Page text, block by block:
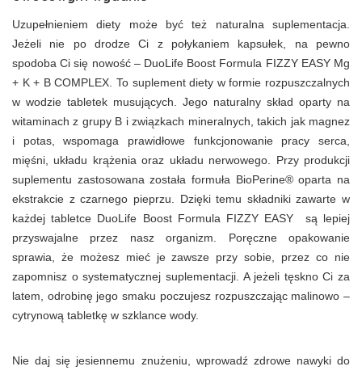
Uzupełnieniem diety może być też naturalna suplementacja.
Jeżeli nie po drodze Ci z połykaniem kapsułek, na pewno
spodoba Ci się nowość – DuoLife Boost Formula FIZZY EASY Mg
+ K + B COMPLEX. To suplement diety w formie rozpuszczalnych
w wodzie tabletek musujących. Jego naturalny skład oparty na
witaminach z grupy B i związkach mineralnych, takich jak magnez
i potas, wspomaga prawidłowe funkcjonowanie pracy serca,
mięśni, układu krążenia oraz układu nerwowego. Przy produkcji
suplementu zastosowana została formuła BioPerine® oparta na
ekstrakcie z czarnego pieprzu. Dzięki temu składniki zawarte w
każdej tabletce DuoLife Boost Formula FIZZY EASY są lepiej
przyswajalne przez nasz organizm. Poręczne opakowanie
sprawia, że możesz mieć je zawsze przy sobie, przez co nie
zapomnisz o systematycznej suplementacji. A jeżeli tęskno Ci za
latem, odrobinę jego smaku poczujesz rozpuszczając malinowo –
cytrynową tabletkę w szklance wody.
Nie daj się jesiennemu znużeniu, wprowadź zdrowe nawyki do